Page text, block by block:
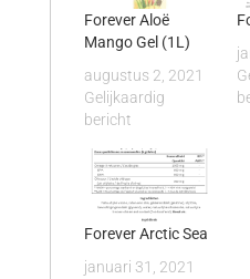
Forever Aloë
Mango Gel (1L)
augustus 2, 2021
Gelijkaardig
bericht
Forever Arctic Sea
januari 31, 2021